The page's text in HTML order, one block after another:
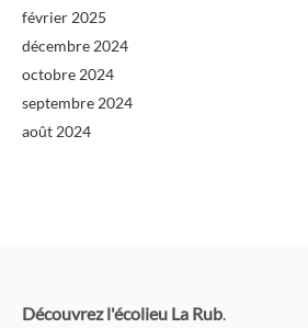
février 2025
décembre 2024
octobre 2024
septembre 2024
août 2024
Découvrez l'écolieu La Rub.